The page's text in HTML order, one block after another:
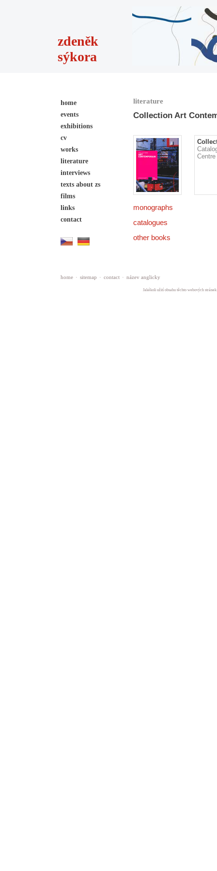
zdeněk
sýkora
home
events
exhibitions
cv
works
literature
interviews
texts about zs
films
links
contact
literature
Collection Art
monographs
catalogues
other books
home · sitemap · contact · název anglicky
Jakékoli užití obsahu těchto webových